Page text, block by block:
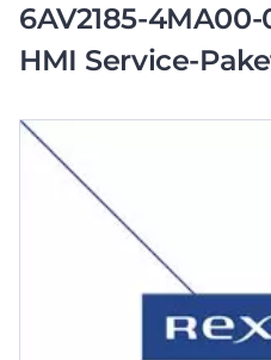
6AV2185-4MA00-
HMI Service-